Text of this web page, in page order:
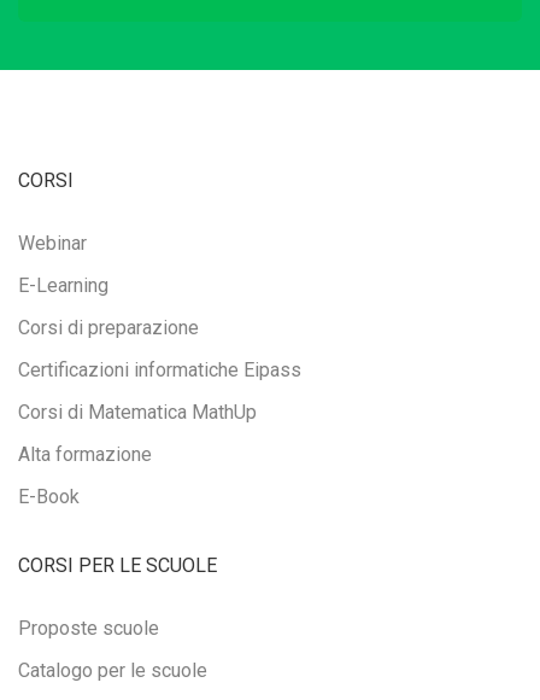
CORSI
Webinar
E-Learning
Corsi di preparazione
Certificazioni informatiche Eipass
Corsi di Matematica MathUp
Alta formazione
E-Book
CORSI PER LE SCUOLE
Proposte scuole
Catalogo per le scuole